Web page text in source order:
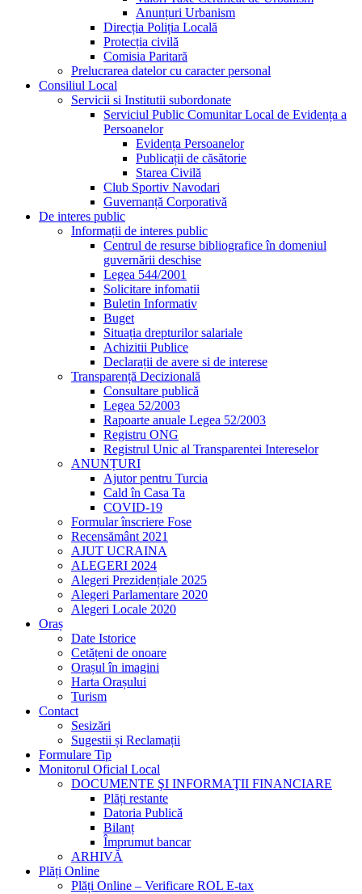
Anunțuri Urbanism
Direcția Poliția Locală
Protecția civilă
Comisia Paritară
Prelucrarea datelor cu caracter personal
Consiliul Local
Servicii si Institutii subordonate
Serviciul Public Comunitar Local de Evidența a
Persoanelor
Evidența Persoanelor
Publicații de căsătorie
Starea Civilă
Club Sportiv Navodari
Guvernanță Corporativă
De interes public
Informații de interes public
Centrul de resurse bibliografice în domeniul
guvernării deschise
Legea 544/2001
Solicitare infomatii
Buletin Informativ
Buget
Situația drepturilor salariale
Achizitii Publice
Declarații de avere si de interese
Transparență Decizională
Consultare publică
Legea 52/2003
Rapoarte anuale Legea 52/2003
Registru ONG
Registrul Unic al Transparentei Intereselor
ANUNȚURI
Ajutor pentru Turcia
Cald în Casa Ta
COVID-19
Formular înscriere Fose
Recensământ 2021
AJUT UCRAINA
ALEGERI 2024
Alegeri Prezidențiale 2025
Alegeri Parlamentare 2020
Alegeri Locale 2020
Oraș
Date Istorice
Cetățeni de onoare
Orașul în imagini
Harta Orașului
Turism
Contact
Sesizări
Sugestii și Reclamații
Formulare Tip
Monitorul Oficial Local
DOCUMENTE ŞI INFORMAŢII FINANCIARE
Plăți restante
Datoria Publică
Bilanț
Împrumut bancar
ARHIVĂ
Plăți Online
Plăți Online – Verificare ROL E-tax